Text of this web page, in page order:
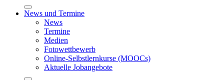
News und Termine
News
Termine
Medien
Fotowettbewerb
Online-Selbstlernkurse (MOOCs)
Aktuelle Jobangebote